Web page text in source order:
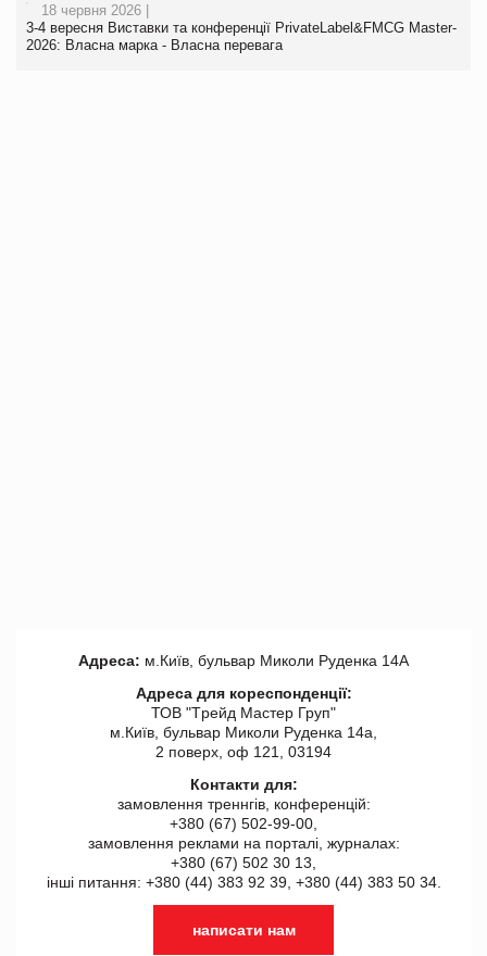
18 червня 2026 |
3-4 вересня Виставки та конференції PrivateLabel&FMCG Master-
2026: Власна марка - Власна перевага
Адреса: м.Київ, бульвар Миколи Руденка 14А
Адреса для кореспонденції:
ТОВ "Tрейд Мастер Груп"
м.Київ, бульвар Миколи Руденка 14а,
2 поверх, оф 121, 03194
Контакти для:
замовлення треннгів, конференцій:
+380 (67) 502-99-00,
замовлення реклами на порталі, журналах:
+380 (67) 502 30 13,
інші питання: +380 (44) 383 92 39, +380 (44) 383 50 34.
написати нам